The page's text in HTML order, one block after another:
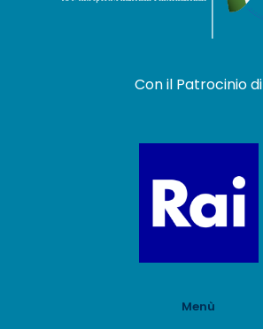
Con il Patrocinio di
Menù